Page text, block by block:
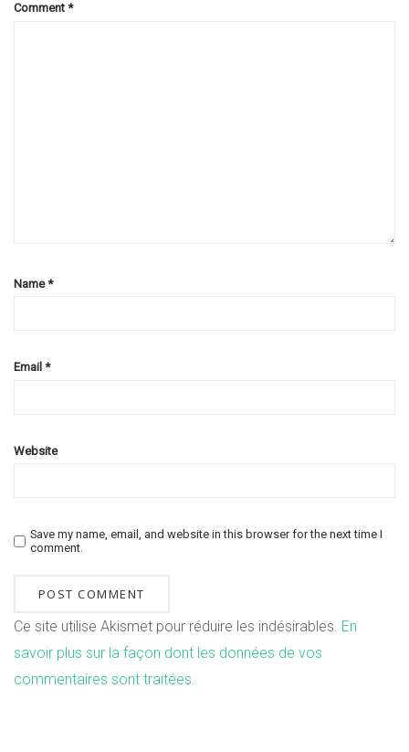
Comment *
Name*
Email *
Website
Save my name, email, and website in this browser for the next time I
comment.
Ce site utilise Akismet pour réduire les indésirables. En
savoir plus sur la façon dont les données de vos
commentaires sont traitées.